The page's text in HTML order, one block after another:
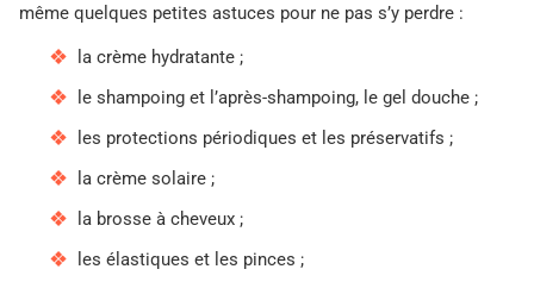
même quelques petites astuces pour ne pas s’y perdre :
la crème hydratante ;
le shampoing et l’après-shampoing, le gel douche ;
les protections périodiques et les préservatifs ;
la crème solaire ;
la brosse à cheveux ;
les élastiques et les pinces ;